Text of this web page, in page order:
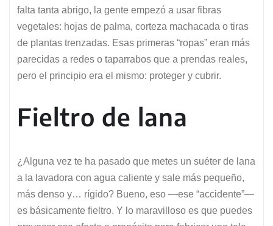
falta tanta abrigo, la gente empezó a usar fibras
vegetales: hojas de palma, corteza machacada o tiras
de plantas trenzadas. Esas primeras “ropas” eran más
parecidas a redes o taparrabos que a prendas reales,
pero el principio era el mismo: proteger y cubrir.
Fieltro de lana
¿Alguna vez te ha pasado que metes un suéter de lana
a la lavadora con agua caliente y sale más pequeño,
más denso y… rígido? Bueno, eso —ese “accidente”—
es básicamente fieltro. Y lo maravilloso es que puedes